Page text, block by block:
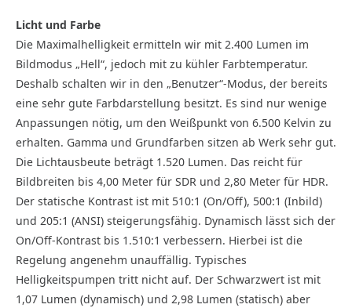
Licht und Farbe
Die Maximalhelligkeit ermitteln wir mit 2.400 Lumen im
Bildmodus „Hell“, jedoch mit zu kühler Farbtemperatur.
Deshalb schalten wir in den „Benutzer“-Modus, der bereits
eine sehr gute Farbdarstellung besitzt. Es sind nur wenige
Anpassungen nötig, um den Weißpunkt von 6.500 Kelvin zu
erhalten. Gamma und Grundfarben sitzen ab Werk sehr gut.
Die Lichtausbeute beträgt 1.520 Lumen. Das reicht für
Bildbreiten bis 4,00 Meter für SDR und 2,80 Meter für HDR.
Der statische Kontrast ist mit 510:1 (On/Off), 500:1 (Inbild)
und 205:1 (ANSI) steigerungsfähig. Dynamisch lässt sich der
On/Off-Kontrast bis 1.510:1 verbessern. Hierbei ist die
Regelung angenehm unauffällig. Typisches
Helligkeitspumpen tritt nicht auf. Der Schwarzwert ist mit
1,07 Lumen (dynamisch) und 2,98 Lumen (statisch) aber